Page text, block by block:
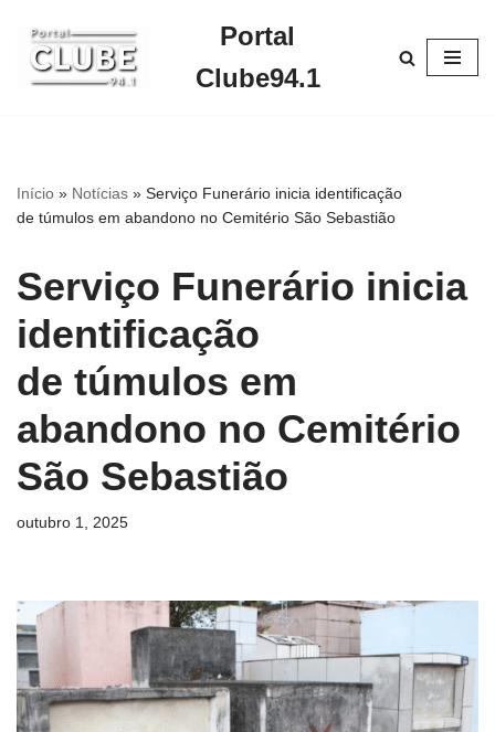
Pular
para
Portal
Clube94.1
Início » Notícias » Serviço Funerário inicia identificação
de túmulos em abandono no Cemitério São Sebastião
Serviço Funerário inicia
identificação
de túmulos em
abandono no Cemitério
São Sebastião
outubro 1, 2025